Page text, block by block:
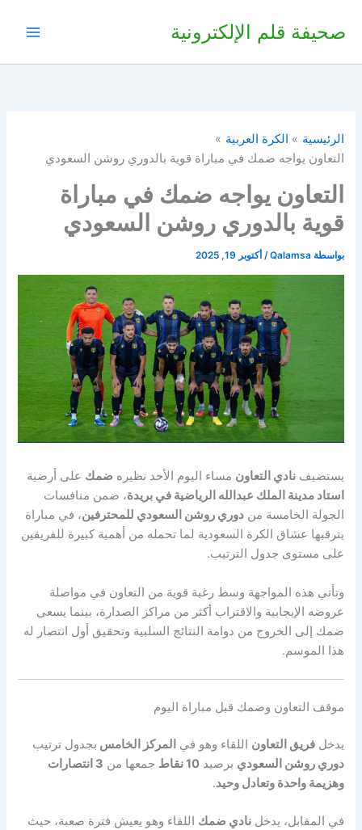
صحيفة قلم الإلكترونية
الرئيسية
الكرة العربية
التعاون يواجه ضمك في مباراة قوية بالدوري روشن السعودي
التعاون يواجه ضمك في مباراة
قوية بالدوري روشن السعودي
بواسطة Qalamsa
/ أكتوبر 19, 2025
يستضيفنادي التعاون مساء اليوم الأحد نظيره ضمك على أرضية
استاد مدينة الملك عبدالله الرياضية في بريدة، ضمن منافسات
الجولة الخامسة مندوري روشن السعودي للمحترفين، في مباراة
يترقبها عشاق الكرة السعودية لما تحمله من أهمية كبيرة للفريقين
على مستوى جدول الترتيب.
وتأتي هذه المواجهة وسط رغبة قوية من التعاون في مواصلة
عروضه الإيجابية والاقتراب أكثر من مراكز الصدارة، بينما يسعى
ضمك إلى الخروج من دوامة النتائج السلبية وتحقيق أول انتصار له
هذا الموسم.
موقف التعاون وضمك قبل مباراة اليوم
يدخلفريق التعاون اللقاء وهو في المركز الخامس بجدول ترتيب
دوري روشن السعودي برصيد10 نقاط جمعها من
3 انتصارات
وهزيمة واحدة وتعادل وحيد.
في المقابل، يدخلنادي ضمك اللقاء وهو يعيش فترة صعبة، حيث